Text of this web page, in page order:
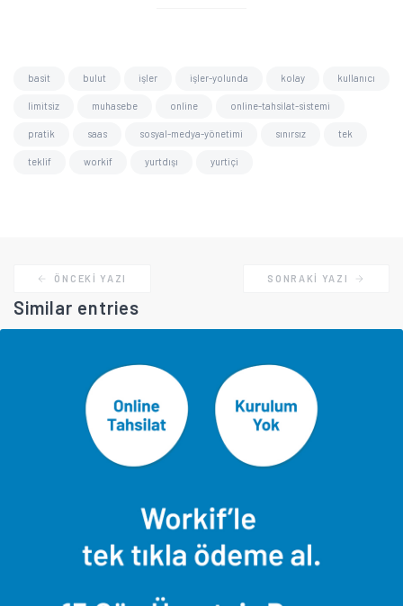
basit bulut işler işler-yolunda kolay kullanıcı
limitsiz muhasebe online online-tahsilat-sistemi
pratik saas sosyal-medya-yönetimi sınırsız tek
teklif workif yurtdışı yurtiçi
ÖNCEKI YAZI SONRAKI YAZI
Similar entries